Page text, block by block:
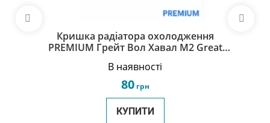
Кришка радіатора охолодження
PREMIUM Грейт Вол Хавал М2 Great
В наявності
80грн
КУПИТИ